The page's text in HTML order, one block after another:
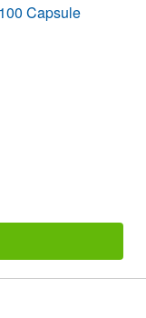
Capsule